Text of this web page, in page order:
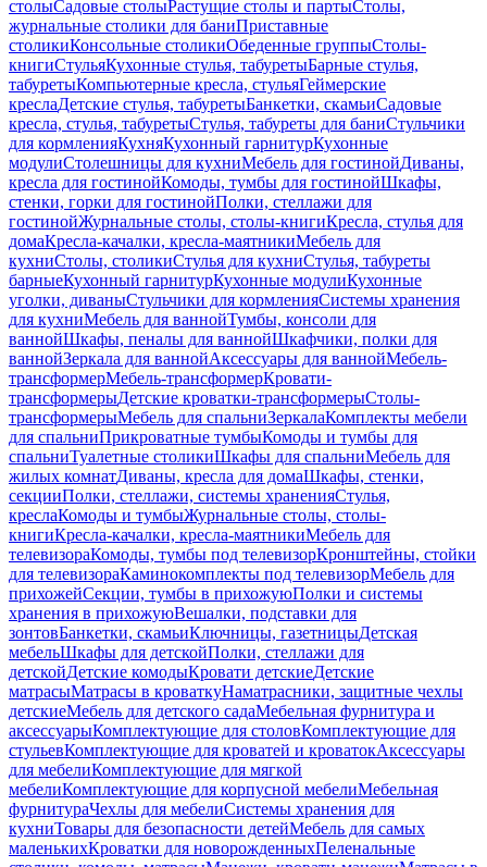
столыСадовые столыРастущие столы и партыСтолы,
журнальные столики для баниПриставные
столикиКонсольные столикиОбеденные группыСтолы-
книгиСтульяКухонные стулья, табуретыБарные стулья,
табуретыКомпьютерные кресла, стульяГеймерские
креслаДетские стулья, табуретыБанкетки, скамьиСадовые
кресла, стулья, табуретыСтулья, табуреты для баниСтульчики
для кормленияКухняКухонный гарнитурКухонные
модулиСтолешницы для кухниМебель для гостинойДиваны,
кресла для гостинойКомоды, тумбы для гостинойШкафы,
стенки, горки для гостинойПолки, стеллажи для
гостинойЖурнальные столы, столы-книгиКресла, стулья для
домаКресла-качалки, кресла-маятникиМебель для
кухниСтолы, столикиСтулья для кухниСтулья, табуреты
барныеКухонный гарнитурКухонные модулиКухонные
уголки, диваныСтульчики для кормленияСистемы хранения
для кухниМебель для ваннойТумбы, консоли для
ваннойШкафы, пеналы для ваннойШкафчики, полки для
ваннойЗеркала для ваннойАксессуары для ваннойМебель-
трансформерМебель-трансформерКровати-
трансформерыДетские кроватки-трансформерыСтолы-
трансформерыМебель для спальниЗеркалаКомплекты мебели
для спальниПрикроватные тумбыКомоды и тумбы для
спальниТуалетные столикиШкафы для спальниМебель для
жилых комнатДиваны, кресла для домаШкафы, стенки,
секцииПолки, стеллажи, системы храненияСтулья,
креслаКомоды и тумбыЖурнальные столы, столы-
книгиКресла-качалки, кресла-маятникиМебель для
телевизораКомоды, тумбы под телевизорКронштейны, стойки
для телевизораКаминокомплекты под телевизорМебель для
прихожейСекции, тумбы в прихожуюПолки и системы
хранения в прихожуюВешалки, подставки для
зонтовБанкетки, скамьиКлючницы, газетницыДетская
мебельШкафы для детскойПолки, стеллажи для
детскойДетские комодыКровати детскиеДетские
матрасыМатрасы в кроваткуНаматрасники, защитные чехлы
детскиеМебель для детского садаМебельная фурнитура и
аксессуарыКомплектующие для столовКомплектующие для
стульевКомплектующие для кроватей и кроватокАксессуары
для мебелиКомплектующие для мягкой
мебелиКомплектующие для корпусной мебелиМебельная
фурнитураЧехлы для мебелиСистемы хранения для
кухниТовары для безопасности детейМебель для самых
маленькихКроватки для новорожденныхПеленальные